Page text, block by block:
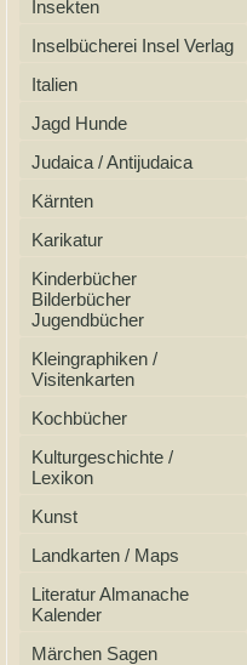
Insekten
Inselbücherei Insel Verlag
Italien
Jagd Hunde
Judaica / Antijudaica
Kärnten
Karikatur
Kinderbücher
Bilderbücher
Jugendbücher
Kleingraphiken /
Visitenkarten
Kochbücher
Kulturgeschichte /
Lexikon
Kunst
Landkarten / Maps
Literatur Almanache
Kalender
Märchen Sagen